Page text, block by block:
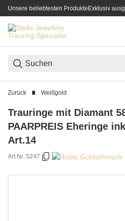
Unsere beliebtesten ProdukteExklusiv
Zurück Weißgold
Trauringe mit Diamant
PAARPREIS Eheringe
Art.14
Art.Nr.:S247